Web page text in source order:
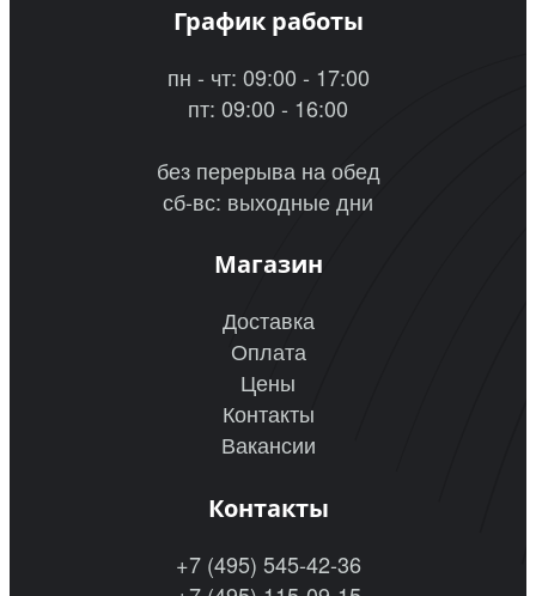
График работы
пн - чт: 09:00 - 17:00
пт: 09:00 - 16:00
без перерыва на обед
сб-вс: выходные дни
Магазин
Доставка
Оплата
Цены
Контакты
Вакансии
Контакты
+7 (495) 545-42-36